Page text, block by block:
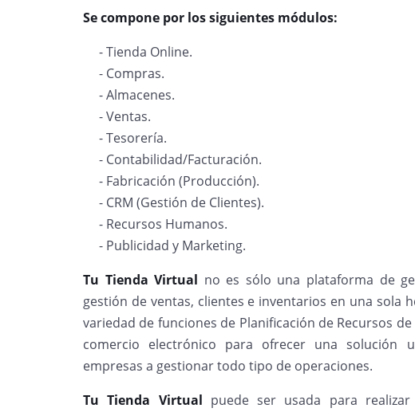
Se compone por los siguientes módulos:
- Tienda Online.
- Compras.
- Almacenes.
- Ventas.
- Tesorería.
- Contabilidad/Facturación.
- Fabricación (Producción).
- CRM (Gestión de Clientes).
- Recursos Humanos.
- Publicidad y Marketing.
Tu Tienda Virtual no es sólo una plataforma de
gestión de ventas, clientes e inventarios en una sola
variedad de funciones de Planificación de Recursos
comercio electrónico para ofrecer una solución
empresas a gestionar todo tipo de operaciones.
Tu Tienda Virtual puede ser usada para